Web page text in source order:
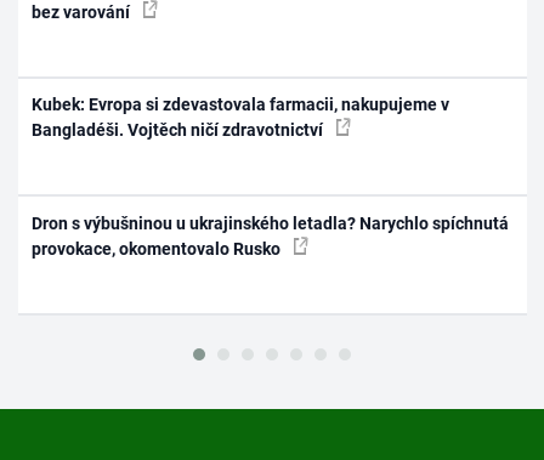
bez varování
Kubek: Evropa si zdevastovala farmacii, nakupujeme v
Bangladéši. Vojtěch ničí zdravotnictví
Dron s výbušninou u ukrajinského letadla? Narychlo spíchnutá
provokace, okomentovalo Rusko